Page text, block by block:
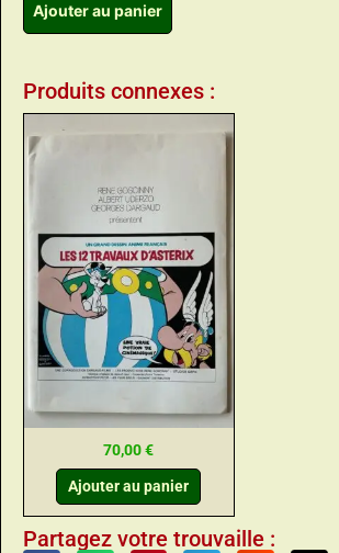
Ajouter au panier
Produits connexes :
70,00€
Ajouter au panier
Partagez votre trouvaille :